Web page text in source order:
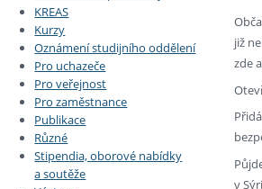
KREAS
Kurzy
Oznámení studijního oddělení
Pro uchazeče
Pro veřejnost
Pro zaměstnance
Publikace
Různé
Stipendia, oborové nabídky
a soutěže
již
zde
v